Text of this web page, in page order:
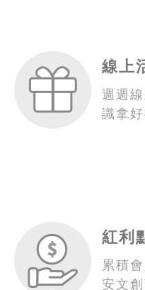
線上
週週
識拿好
紅利
累積
安文